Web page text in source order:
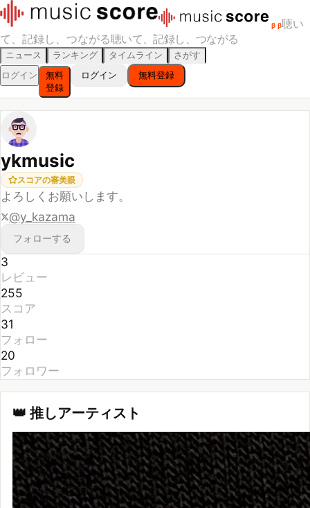
β β聴い
て、記録し、つながる聴いて、記録し、つながる
ニュース ランキング タイムライン
さがす
ログイン
無料
登録
ログイン 無料登録
ykmusic
スコアの審美眼
よろしくお願いします。
@y_kazama
フォローする
レビュー
255
スコア
31
フォロー
20
フォロワー
👑 推しアーティスト